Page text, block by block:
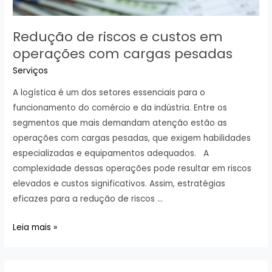
Redução de riscos e custos em
operações com cargas pesadas
Serviços
A logística é um dos setores essenciais para o
funcionamento do comércio e da indústria. Entre os
segmentos que mais demandam atenção estão as
operações com cargas pesadas, que exigem habilidades
especializadas e equipamentos adequados. A
complexidade dessas operações pode resultar em riscos
elevados e custos significativos. Assim, estratégias
eficazes para a redução de riscos …
Redução
Leia mais »